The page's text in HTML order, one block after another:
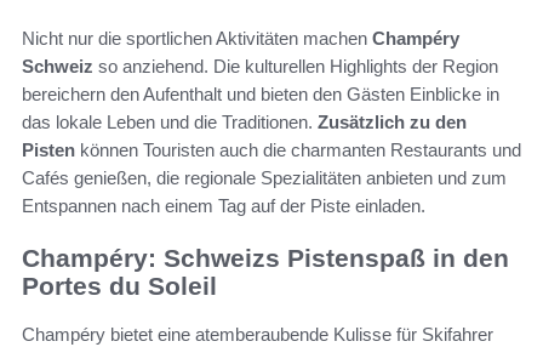
Nicht nur die sportlichen Aktivitäten machen Champéry
Schweiz so anziehend. Die kulturellen Highlights der Region
bereichern den Aufenthalt und bieten den Gästen Einblicke in
das lokale Leben und die Traditionen. Zusätzlich zu den
Pisten können Touristen auch die charmanten Restaurants und
Cafés genießen, die regionale Spezialitäten anbieten und zum
Entspannen nach einem Tag auf der Piste einladen.
Champéry: Schweizs Pistenspaß in den
Portes du Soleil
Champéry bietet eine atemberaubende Kulisse für Skifahrer